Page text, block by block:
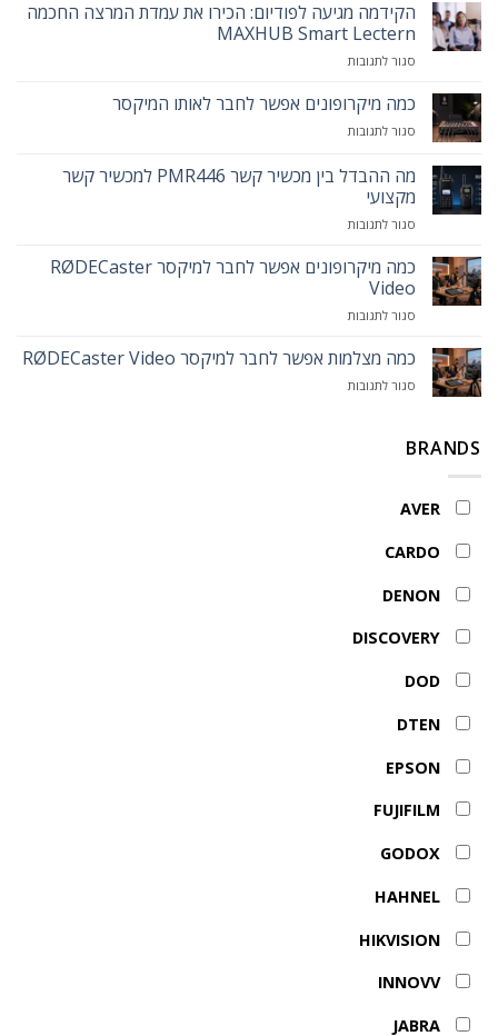
הקידמה מגיעה לפודיום: הכירו את עמדת המרצה החכמה
MAXHUB Smart Lectern
סגור לתגובותעל
מגיעה
הכירו
עמדת
המרצה
MAXHUB
Lectern
כמה מיקרופונים אפשר לחבר לאותו המיקסר
סגור לתגובותעל
מיקרופונים
אפשר
לאותו
מה ההבדל בין מכשיר קשר PMR446 למכשיר קשר
מקצועי
סגור לתגובותעל
ההבדל
קשר
למכשיר
מקצועי
כמה מיקרופונים אפשר לחבר למיקסר RØDECaster
Video
סגור לתגובותעל
מיקרופונים
לחבר
כמה מצלמות אפשר לחבר למיקסר RØDECaster Video
סגור לתגובותעל
BRANDS
AVER
CARDO
DENON
DISCOVERY
DOD
DTEN
EPSON
FUJIFILM
GODOX
HAHNEL
HIKVISION
INNOVV
JABRA